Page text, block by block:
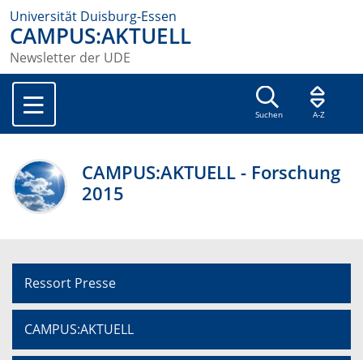
Universität Duisburg-Essen
CAMPUS:AKTUELL
Newsletter der UDE
Suchen A-Z
CAMPUS:AKTUELL - Forschung
2015
Ressort Presse
CAMPUS:AKTUELL